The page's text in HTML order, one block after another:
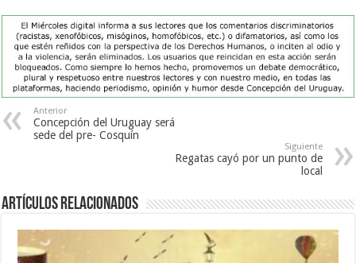
Anterior
Concepción del Uruguay será
sede del pre- Cosquín
Siguiente
Regatas cayó por un punto de
local
Artículos Relacionados